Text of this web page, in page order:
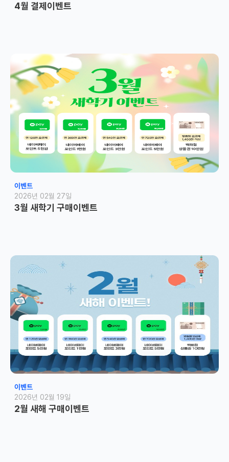
4월 결제이벤트
이벤트
2026년 02월 27일
3월 새학기 구매이벤트
이벤트
2026년 02월 19일
2월 새해 구매이벤트